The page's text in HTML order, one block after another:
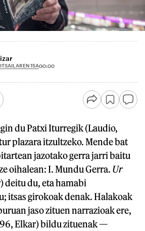
15A00:00
du Patxi Iturregik (Laudio,
plazara itzultzeko. Mende bat
jazotako gerra jarri baitu
oihalean: I. Mundu Gerra. Ur
deitu du, eta hamabi
itsas girokoak denak. Halakoak
jaso zituen narrazioak ere,
Elkar) bildu zituenak —